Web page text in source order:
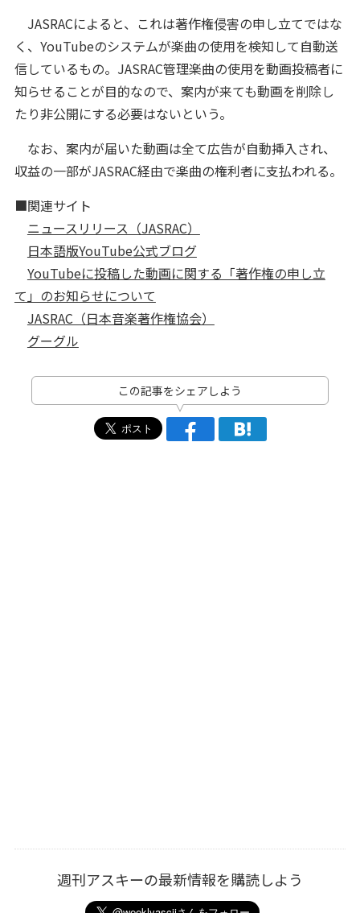
JASRACによると、これは著作権侵害の申し立てではな
く、YouTubeのシステムが楽曲の使用を検知して自動送
信しているもの。JASRAC管理楽曲の使用を動画投稿者に
知らせることが目的なので、案内が来ても動画を削除し
たり非公開にする必要はないという。
なお、案内が届いた動画は全て広告が自動挿入され、
収益の一部がJASRAC経由で楽曲の権利者に支払われる。
■関連サイト
ニュースリリース（JASRAC）
日本語版YouTube公式ブログ
YouTubeに投稿した動画に関する「著作権の申し立
て」のお知らせについて
JASRAC（日本音楽著作権協会）
グーグル
この記事をシェアしよう
週刊アスキーの最新情報を購読しよう